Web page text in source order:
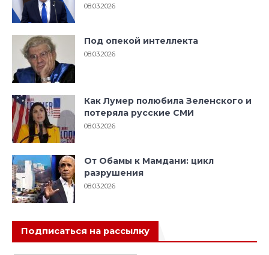
08.03.2026
Под опекой интеллекта
08.03.2026
Как Лумер полюбила Зеленского и
потеряла русские СМИ
08.03.2026
От Обамы к Мамдани: цикл
разрушения
08.03.2026
Подписаться на рассылку